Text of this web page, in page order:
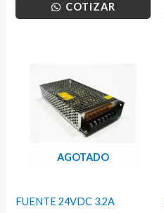
COTIZAR
AGOTADO
FUENTE 24VDC 3.2A